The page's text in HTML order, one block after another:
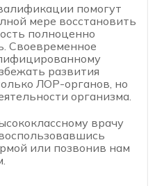
помогут
мере восстановить
полноценно
Своевременное
развития
ЛОР-органов, но
организма.
врачу
или позвонив нам